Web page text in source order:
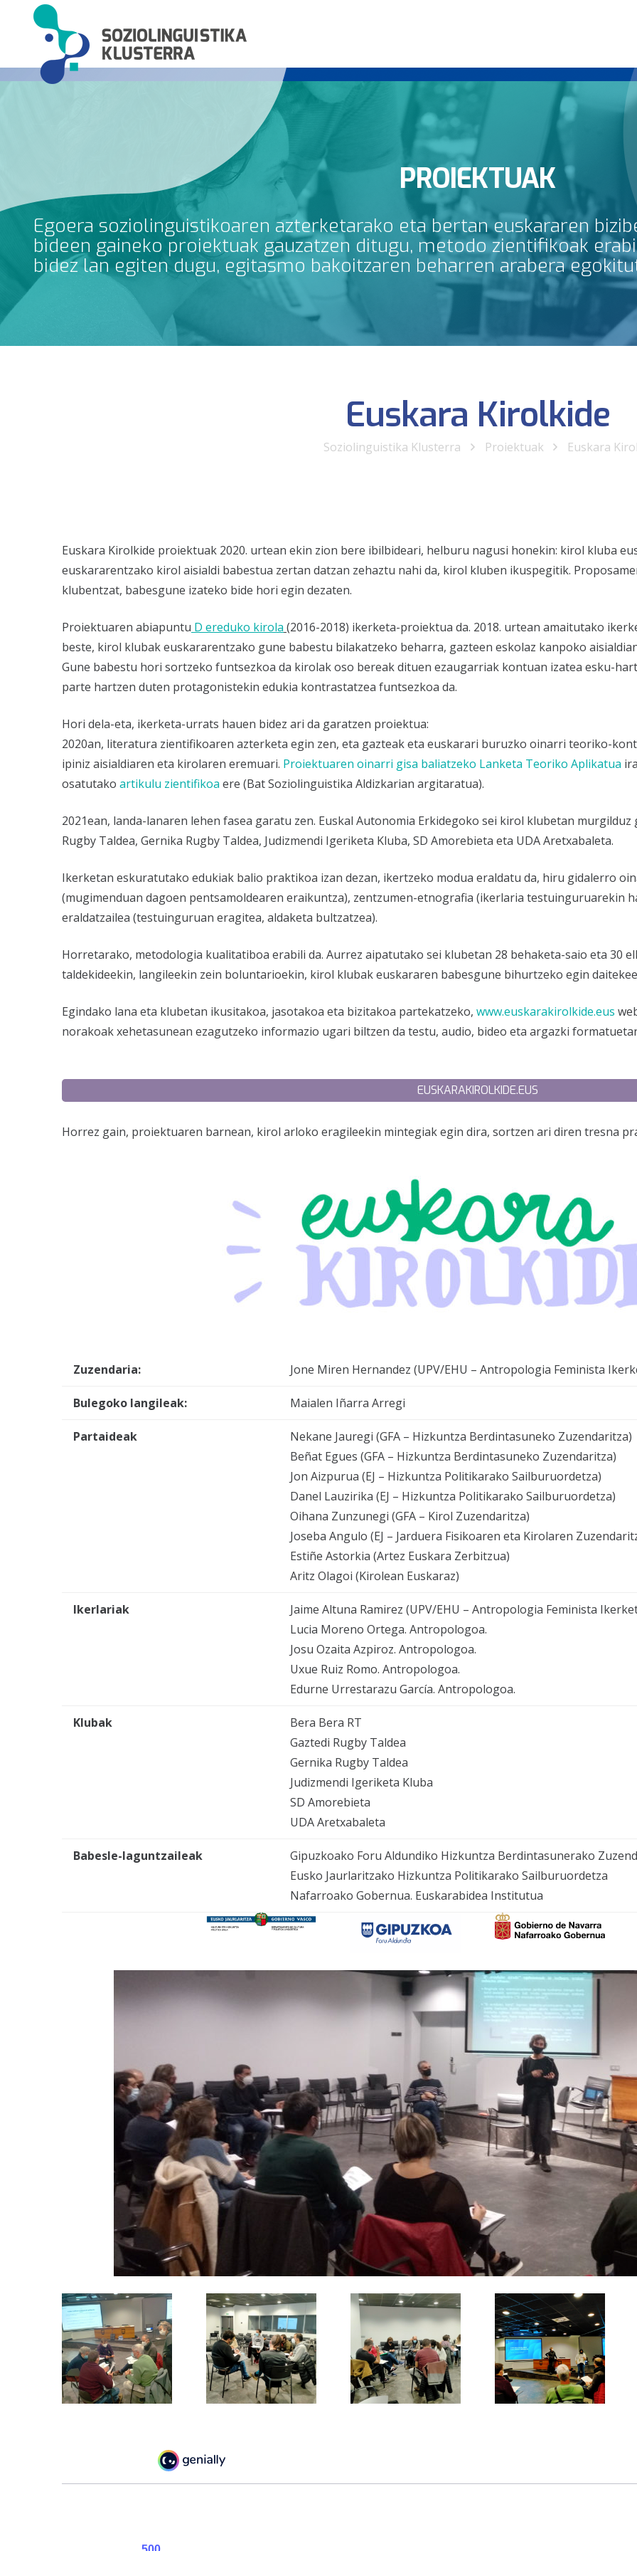
PROIEKTUAK
Egoera soziolinguistikoaren azterketarako eta bertan euskararen
bideen gaineko proiektuak gauzatzen ditugu, metodo zientifikoak
bidez lan egiten dugu, egitasmo bakoitzaren beharren arabera
Euskara Kirolkide
Soziolinguistika Klusterra Proiektuak Euskara
Euskara Kirolkide proiektuak 2020. urtean ekin zion bere ibilbideari, helburu nagusi honekin: kirol kluba
euskararentzako kirol aisialdi babestua zertan datzan zehaztu nahi da, kirol kluben ikuspegitik.
klubentzat, babesgune izateko bide hori egin dezaten.
Proiektuaren abiapuntu D ereduko kirola (2016-2018) ikerketa-proiektua da. 2018. urtean amaitutako
beste, kirol klubak euskararentzako gune babestu bilakatzeko beharra, gazteen eskolaz kanpoko
Gune babestu hori sortzeko funtsezkoa da kirolak oso bereak dituen ezaugarriak kontuan izatea esku-
parte hartzen duten protagonistekin edukia kontrastatzea funtsezkoa da.
Hori dela-eta, ikerketa-urrats hauen bidez ari da garatzen proiektua:
2020an, literatura zientifikoaren azterketa egin zen, eta gazteak eta euskarari buruzko oinarri teoriko-
ipiniz aisialdiaren eta kirolaren eremuari. Proiektuaren oinarri gisa baliatzeko Lanketa Teoriko Aplikatua
osatutako artikulu zientifikoa ere (Bat Soziolinguistika Aldizkarian argitaratua).
2021ean, landa-lanaren lehen fasea garatu zen. Euskal Autonomia Erkidegoko sei kirol klubetan murgilduz
Rugby Taldea, Gernika Rugby Taldea, Judizmendi Igeriketa Kluba, SD Amorebieta eta UDA Aretxabaleta.
Ikerketan eskuratutako edukiak balio praktikoa izan dezan, ikertzeko modua eraldatu da, hiru gidalerro
(mugimenduan dagoen pentsamoldearen eraikuntza), zentzumen-etnografia (ikerlaria testuinguruarekin
eraldatzailea (testuinguruan eragitea, aldaketa bultzatzea).
Horretarako, metodologia kualitatiboa erabili da. Aurrez aipatutako sei klubetan 28 behaketa-saio eta 30
taldekideekin, langileekin zein boluntarioekin, kirol klubak euskararen babesgune bihurtzeko egin
Egindako lana eta klubetan ikusitakoa, jasotakoa eta bizitakoa partekatzeko, www.euskarakirolkide.eus
norakoak xehetasunean ezagutzeko informazio ugari biltzen da testu, audio, bideo eta argazki
EUSKARAKIROLKIDE.EUS
Horrez gain, proiektuaren barnean, kirol arloko eragileekin mintegiak egin dira, sortzen ari diren tresna
Zuzendaria: Jone Miren Hernandez (UPV/EHU – Antropologia Feminista
Bulegoko langileak: Maialen Iñarra Arregi
Partaideak
Nekane Jauregi (GFA – Hizkuntza Berdintasuneko Zuzendaritza)
Beñat Egues (GFA – Hizkuntza Berdintasuneko Zuzendaritza)
Jon Aizpurua (EJ – Hizkuntza Politikarako Sailburuordetza)
Danel Lauzirika (EJ – Hizkuntza Politikarako Sailburuordetza)
Oihana Zunzunegi (GFA – Kirol Zuzendaritza)
Joseba Angulo (EJ – Jarduera Fisikoaren eta Kirolaren
Estiñe Astorkia (Artez Euskara Zerbitzua)
Aritz Olagoi (Kirolean Euskaraz)
Ikerlariak
Jaime Altuna Ramirez (UPV/EHU – Antropologia Feminista
Lucia Moreno Ortega. Antropologoa.
Josu Ozaita Azpiroz. Antropologoa.
Uxue Ruiz Romo. Antropologoa.
Edurne Urrestarazu García. Antropologoa.
Klubak
Bera Bera RT
Gaztedi Rugby Taldea
Gernika Rugby Taldea
Judizmendi Igeriketa Kluba
SD Amorebieta
UDA Aretxabaleta
Babesle-laguntzaileak
Gipuzkoako Foru Aldundiko Hizkuntza Berdintasunerako
Eusko Jaurlaritzako Hizkuntza Politikarako Sailburuordetza
Nafarroako Gobernua. Euskarabidea Institutua